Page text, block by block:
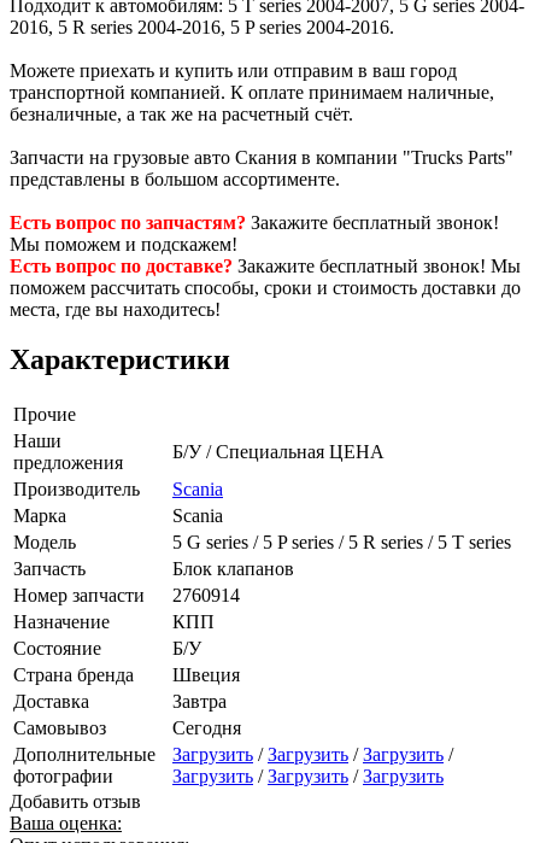
Подходит к автомобилям: 5 Т series 2004-2007, 5 G series 2004-
2016, 5 R series 2004-2016, 5 P series 2004-2016.
Можете приехать и купить или отправим в ваш город
транспортной компанией. К оплате принимаем наличные,
безналичные, а так же на расчетный счёт.
Запчасти на грузовые авто Скания в компании "Trucks Parts"
представлены в большом ассортименте.
Есть вопрос по запчастям? Закажите бесплатный звонок!
Мы поможем и подскажем!
Есть вопрос по доставке? Закажите бесплатный звонок! Мы
поможем рассчитать способы, сроки и стоимость доставки до
места, где вы находитесь!
Характеристики
Прочие
Наши
предложения
Б/У / Специальная ЦЕНА
Производитель
Scania
Марка
Scania
Модель
5 G series / 5 P series / 5 R series / 5 T series
Запчасть
Блок клапанов
Номер запчасти
2760914
Назначение
КПП
Состояние
Б/У
Страна бренда
Швеция
Доставка
Завтра
Самовывоз
Сегодня
Дополнительные
фотографии
Загрузить /Загрузить /Загрузить /
Загрузить /Загрузить /Загрузить
Добавить отзыв
Ваша оценка: